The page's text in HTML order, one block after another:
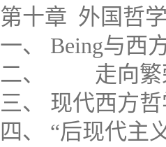
第十章 外国哲
一、 Being与西
二、 走向繁荣
三、 现代西方
四、 “后现代主